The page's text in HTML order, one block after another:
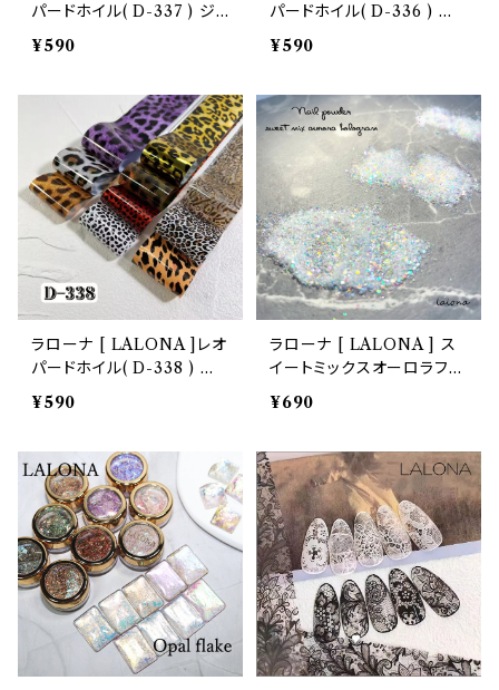
パードホイル( D-337 ) ジェ
ルネイル/ネイルアート / 転
写フィルム / 箔 / フィルム /
¥590
パードホイル( D-336 ) ジ
ェルネイル/ネイルアート /
転写フィルム / 箔 / フィル
イル
¥590
ラローナ [ LALONA ]レオ
パードホイル( D-338 ) ジ
ェルネイル/ネイルアート /
転写フィルム / 箔 / フィル
イル
¥590
ラローナ [ LALONA ] ス
イートミックスオーロラフレ
ーク( 2g )( 3Type ) ホワ
イトオーロラ/ラメフレーク/
イル
¥690